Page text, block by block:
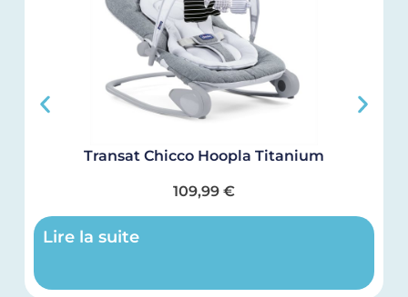
Transat Chicco Hoopla Titanium
109,99 €
Lire la suite